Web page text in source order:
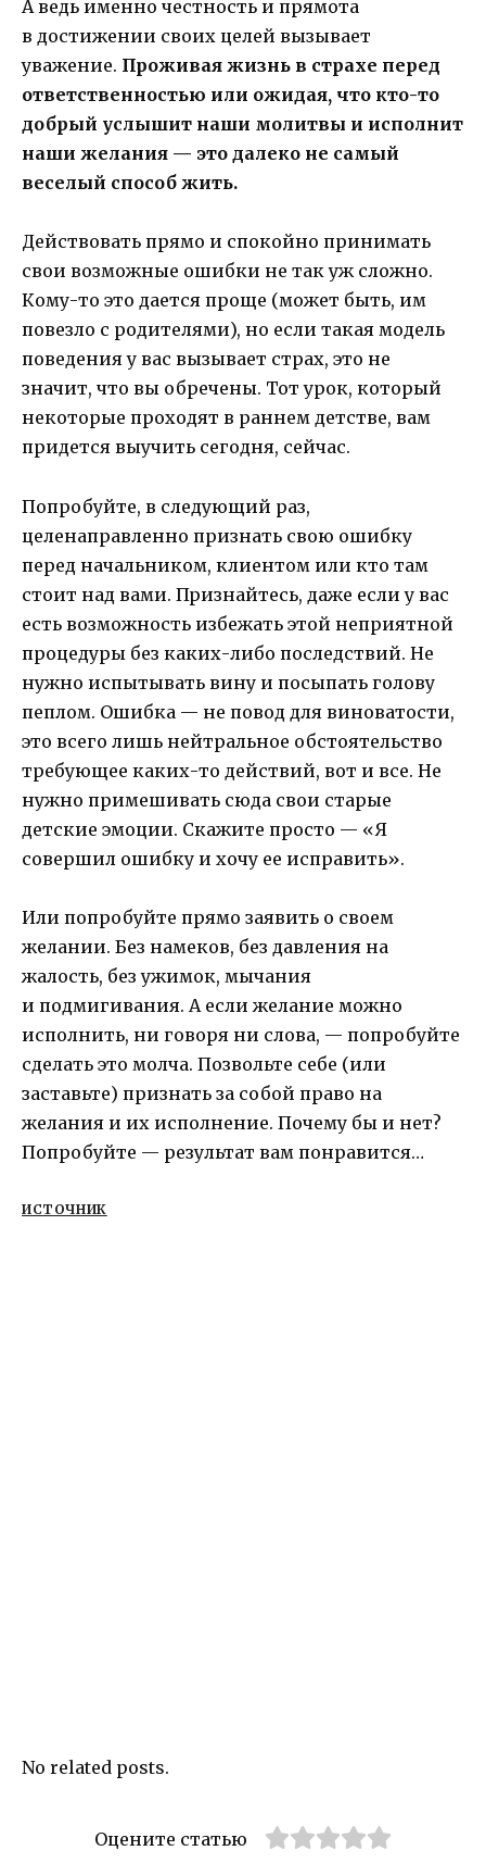
А ведь именно честность и прямота
в достижении своих целей вызывает
уважение. Проживая жизнь в страхе перед
ответственностью или ожидая, что кто-то
добрый услышит наши молитвы и исполнит
наши желания — это далеко не самый
веселый способ жить.
Действовать прямо и спокойно принимать
свои возможные ошибки не так уж сложно.
Кому-то это дается проще (может быть, им
повезло с родителями), но если такая модель
поведения у вас вызывает страх, это не
значит, что вы обречены. Тот урок, который
некоторые проходят в раннем детстве, вам
придется выучить сегодня, сейчас.
Попробуйте, в следующий раз,
целенаправленно признать свою ошибку
перед начальником, клиентом или кто там
стоит над вами. Признайтесь, даже если у вас
есть возможность избежать этой неприятной
процедуры без каких-либо последствий. Не
нужно испытывать вину и посыпать голову
пеплом. Ошибка — не повод для виноватости,
это всего лишь нейтральное обстоятельство
требующее каких-то действий, вот и все. Не
нужно примешивать сюда свои старые
детские эмоции. Скажите просто — «Я
совершил ошибку и хочу ее исправить».
Или попробуйте прямо заявить о своем
желании. Без намеков, без давления на
жалость, без ужимок, мычания
и подмигивания. А если желание можно
исполнить, ни говоря ни слова, — попробуйте
сделать это молча. Позвольте себе (или
заставьте) признать за собой право на
желания и их исполнение. Почему бы и нет?
Попробуйте — результат вам понравится…
ИСТОЧНИК
No related posts.
Оцените статью